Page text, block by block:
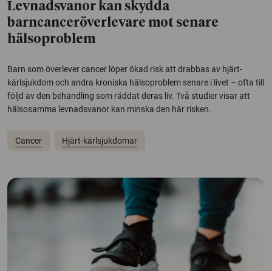
Levnadsvanor kan skydda
barncanceröverlevare mot senare
hälsoproblem
Barn som överlever cancer löper ökad risk att drabbas av hjärt-
kärlsjukdom och andra kroniska hälsoproblem senare i livet – ofta till
följd av den behandling som räddat deras liv. Två studier visar att
hälsosamma levnadsvanor kan minska den här risken.
Cancer Hjärt-kärlsjukdomar